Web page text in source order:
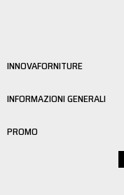
INNOVAFORNITURE
INFORMAZIONI GENERALI
PROMO